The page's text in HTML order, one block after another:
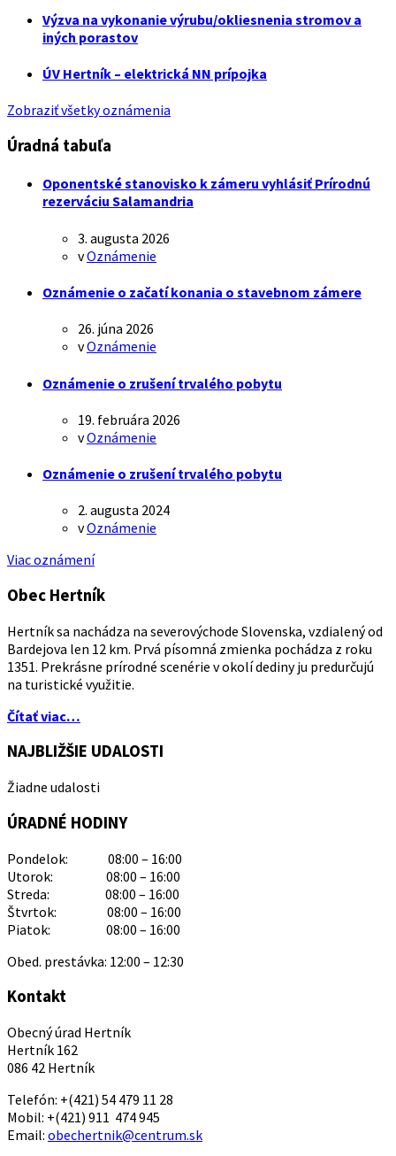
Výzva na vykonanie výrubu/okliesnenia stromov a
iných porastov
ÚV Hertník – elektrická NN prípojka
Zobraziť všetky oznámenia
Úradná tabuľa
Oponentské stanovisko k zámeru vyhlásiť Prírodnú
rezerváciu Salamandria
3. augusta 2026
vOznámenie
Oznámenie o začatí konania o stavebnom zámere
26. júna 2026
vOznámenie
Oznámenie o zrušení trvalého pobytu
19. februára 2026
vOznámenie
Oznámenie o zrušení trvalého pobytu
2. augusta 2024
vOznámenie
Viac oznámení
Obec Hertník
Hertník sa nachádza na severovýchode Slovenska, vzdialený od
Bardejova len 12 km. Prvá písomná zmienka pochádza z roku
1351. Prekrásne prírodné scenérie v okolí dediny ju predurčujú
na turistické využitie.
Čítať viac…
NAJBLIŽŠIE UDALOSTI
Žiadne udalosti
ÚRADNÉ HODINY
Pondelok: 08:00 – 16:00
Utorok: 08:00 – 16:00
Streda: 08:00 – 16:00
Štvrtok: 08:00 – 16:00
Piatok: 08:00 – 16:00
Obed. prestávka: 12:00 – 12:30
Kontakt
Obecný úrad Hertník
Hertník 162
086 42 Hertník
Telefón: +(421) 54 479 11 28
Mobil: +(421) 911 474 945
Email: obechertnik@centrum.sk